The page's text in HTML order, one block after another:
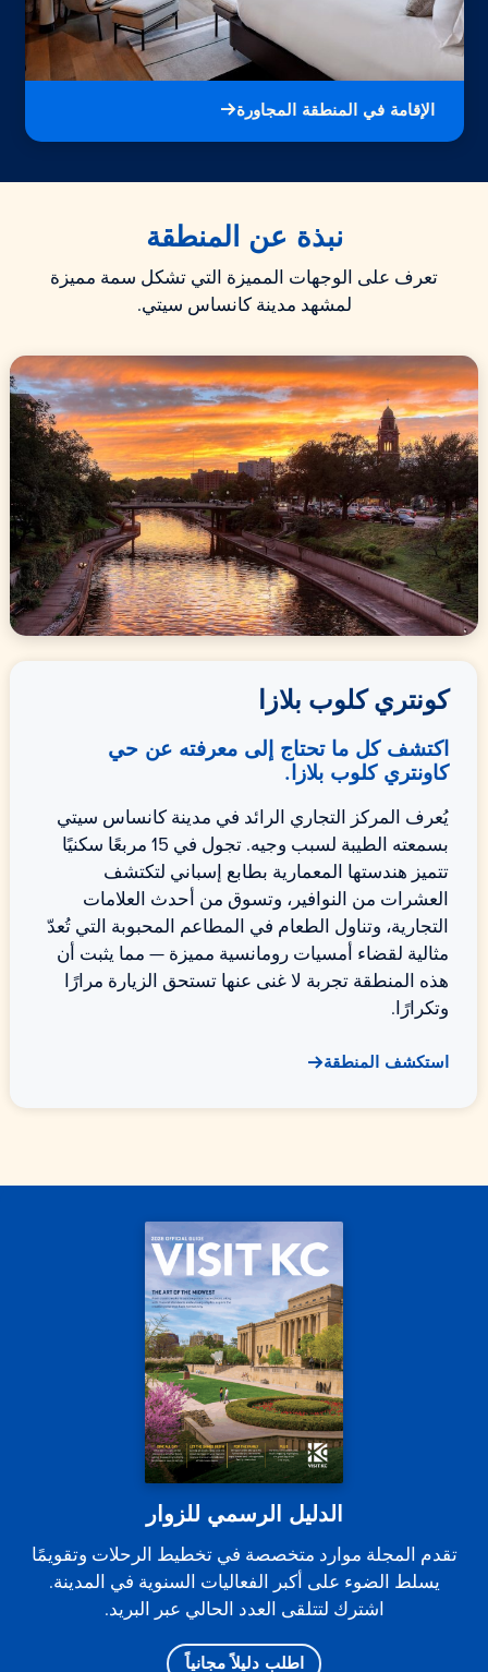
الإقامة في المنطقة المجاورة
نبذة عن المنطقة
تعرف على الوجهات المميزة التي تشكل سمة مميزة
لمشهد مدينة كانساس سيتي.
كونتري كلوب بلازا
اكتشف كل ما تحتاج إلى معرفته عن حي
كاونتري كلوب بلازا.
يُعرف المركز التجاري الرائد في مدينة كانساس سيتي
بسمعته الطيبة لسبب وجيه. تجول في 15 مربعًا سكنيًا
تتميز هندستها المعمارية بطابع إسباني لتكتشف
العشرات من النوافير، وتسوق من أحدث العلامات
التجارية، وتناول الطعام في المطاعم المحبوبة التي تُعدّ
مثالية لقضاء أمسيات رومانسية مميزة — مما يثبت أن
هذه المنطقة تجربة لا غنى عنها تستحق الزيارة مرارًا
وتكرارًا.
استكشف المنطقة
الدليل الرسمي للزوار
تقدم المجلة موارد متخصصة في تخطيط الرحلات وتقويمًا
يسلط الضوء على أكبر الفعاليات السنوية في المدينة.
اشترك لتتلقى العدد الحالي عبر البريد.
اطلب دليلاً مجانياً